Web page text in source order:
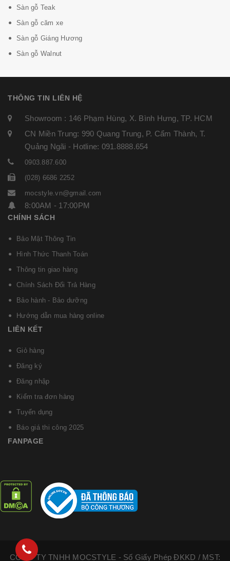
Sàn gỗ Teak
Sàn gỗ căm xe
Sàn gỗ Giáng Hương
Sàn gỗ Walnut
THÔNG TIN LIÊN HỆ
Showroom : 146 Phạm Hùng, X. Bình Hưng, TP. HCM
CN Miền Trung: 990 Quang Trung, P. Cẩm Thành, T.
Quảng Ngãi - Hotline: 091.8888.654
0903.887.600
(028) 6686 2252
mocstyle.vn@gmail.com
8:00AM - 17:00PM
CHÍNH SÁCH
Bảo Mật Thông Tin
Hình Thức Thanh Toán
Thông tin giao hàng
Chính Sách Đổi Trả Hàng
Bảo hành - Bảo dưỡng
Hướng dẫn mua hàng online
LIÊN KẾT
Giỏ hàng
Đăng ký
Đăng nhập
Kiểm tra đơn hàng
Tuyển dụng
Báo giá thi công 2025
FANPAGE
CÔNG TY TNHH MOCSTYLE - Số Giấy Phép ĐKKD / MST: